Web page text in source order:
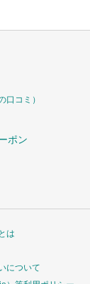
口コミ）
ポン
は
について